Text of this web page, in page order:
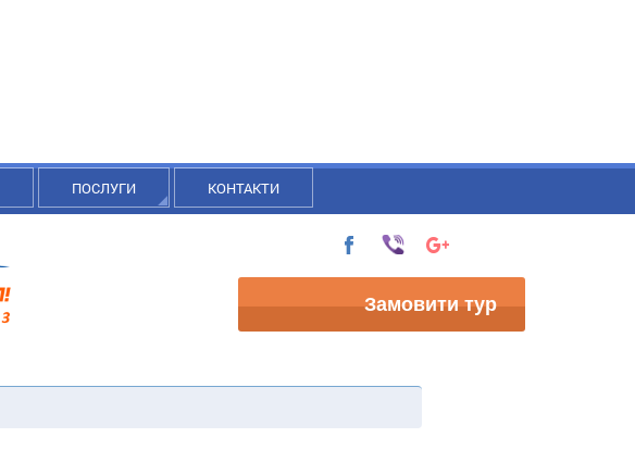
ПОСЛУГИ КОНТАКТИ
Замовити тур